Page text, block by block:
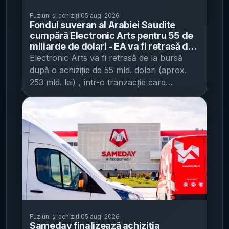
Fuziuni și achiziții05 aug. 2026
Fondul suveran al Arabiei Saudite
cumpără Electronic Arts pentru 55 de
miliarde de dolari - EA va fi retrasă de
la bursă după aprobarea UE
Electronic Arts va fi retrasă de la bursă
după o achiziție de 55 mld. dolari (aprox.
253 mld. lei) , într-o tranzacție care
schimbă profilul de transparență și
raportare al unuia dintre cei mai mari
jucători din industria globală a jocurilor
video, potrivit HotNews . Acordul a fost
închis marți seara, după ce compania a
primit și ultimul aviz de reglementare
necesar: aprobarea Uniunii Europene,
obținută cu câteva zile înainte. Tranzacția
este descrisă ca una dintre cele mai mari
capăt unei perioade de 36 de ani în care EA
Fuziuni și achiziții05 aug. 2026
Sameday finalizează achiziția